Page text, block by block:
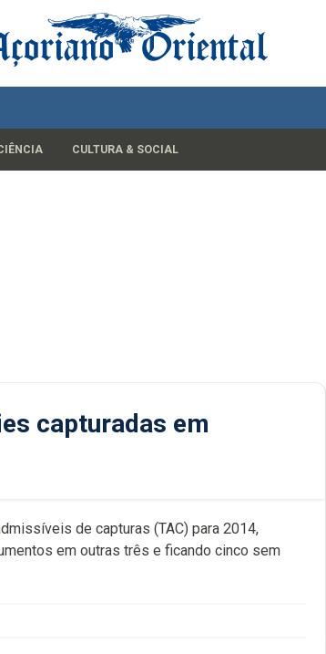
CULTURA & SOCIAL
capturadas em
de capturas (TAC) para 2014,
em outras três e ficando cinco sem